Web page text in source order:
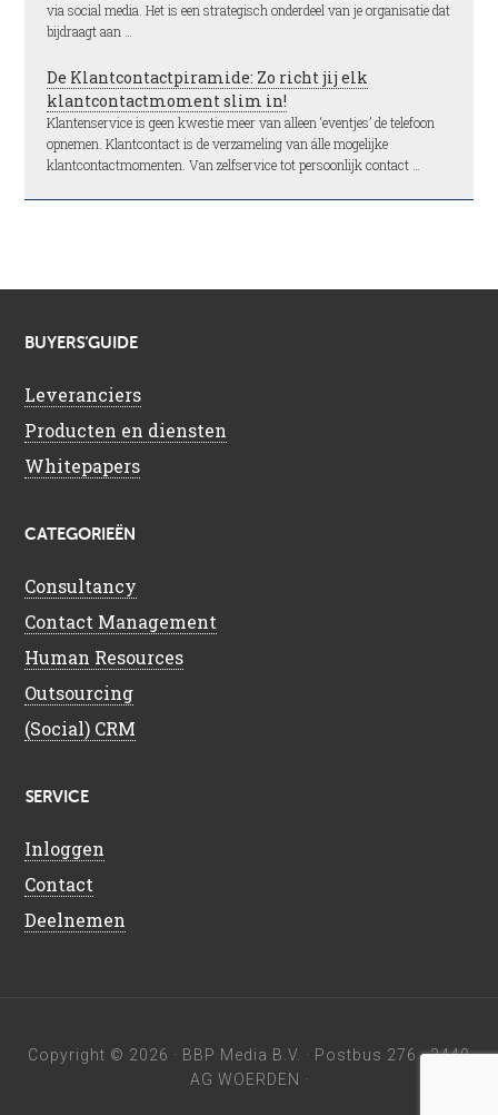
via social media. Het is een strategisch onderdeel van je organisatie dat
bijdraagt aan …
De Klantcontactpiramide: Zo richt jij elk
klantcontactmoment slim in!
Klantenservice is geen kwestie meer van alleen ‘eventjes’ de telefoon
opnemen. Klantcontact is de verzameling van álle mogelijke
klantcontactmomenten. Van zelfservice tot persoonlijk contact …
BUYERS’GUIDE
Leveranciers
Producten en diensten
Whitepapers
CATEGORIEËN
Consultancy
Contact Management
Human Resources
Outsourcing
(Social) CRM
SERVICE
Inloggen
Contact
Deelnemen
Copyright © 2026 · BBP Media B.V. · Postbus 276 · 3440
AG WOERDEN ·